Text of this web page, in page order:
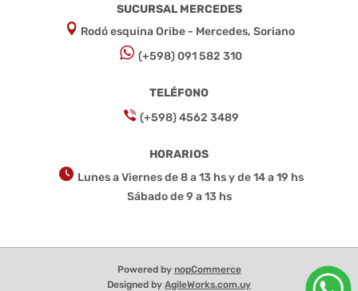
SUCURSAL MERCEDES
Rodó esquina Oribe - Mercedes, Soriano
(+598) 091 582 310
TELÉFONO
(+598) 4562 3489
HORARIOS
Lunes a Viernes de 8 a 13 hs y de 14 a 19 hs
Sábado de 9 a 13 hs
Powered by nopCommerce
Designed by AgileWorks.com.uy